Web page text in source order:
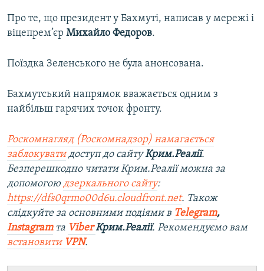
Про те, що президент у Бахмуті, написав у мережі і
віцепрем’єр Михайло Федоров.
Поїздка Зеленського не була анонсована.
Бахмутський напрямок вважається одним з
найбільш гарячих точок фронту.
Роскомнагляд (Роскомнадзор) намагається
заблокуватидоступ до сайтуКрим.Реалії.
Безперешкодно читати Крим.Реалії можна за
допомогою дзеркального сайту:
https://dfs0qrmo00d6u.cloudfront.net. Також
слідкуйте за основними подіями в Telegram,
Instagramта ViberКрим.Реалії. Рекомендуємо вам
встановити VPN.